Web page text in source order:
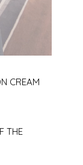
CREAM
THE